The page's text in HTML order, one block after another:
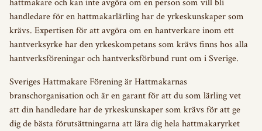
hattmakare och kan inte avgöra om en person som vill bli
handledare för en hattmakarlärling har de yrkeskunskaper som
krävs. Expertisen för att avgöra om en hantverkare inom ett
hantverksyrke har den yrkeskompetans som krävs finns hos alla
hantverksföreningar och hantverksförbund runt om i Sverige.
Sveriges Hattmakare Förening är Hattmakarnas
branschorganisation och är en garant för att du som lärling vet
att din handledare har de yrkeskunskaper som krävs för att ge
dig de bästa förutsättningarna att lära dig hela hattmakaryrket